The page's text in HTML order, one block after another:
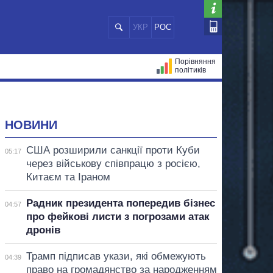
УКР РОС
Порівняння
політиків
НОВИНИ
05:17
США розширили санкції проти Куби
через військову співпрацю з росією,
Китаєм та Іраном
04:57
Радник президента попередив бізнес
про фейкові листи з погрозами атак
дронів
04:39
Трамп підписав укази, які обмежують
право на громадянство за народженням